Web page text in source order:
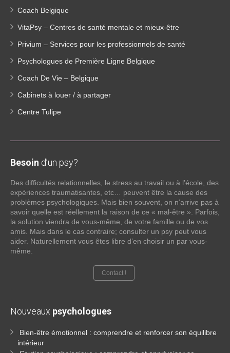
Coach Belgique
VitaPsy – Centres de santé mentale et mieux-être
Privium – Services pour les professionnels de santé
Psychologues de Première Ligne Belgique
Coach De Vie – Belgique
Cabinets à louer / à partager
Centre Tulipe
Besoin d’un psy?
Des difficultés relationnelles, le stress au travail ou à l’école, des
expériences traumatisantes, etc… peuvent être la cause des
problèmes psychologiques. Mais bien souvent, on n’arrive pas à
savoir quelle est réellement la raison de ce « mal-être ». Parfois,
la solution viendra de vous-même, de votre famille ou de vos
amis. Mais dans le cas contraire; consulter un psy peut vous
aider. Naturellement vous êtes libre d’en choisir un par vous-
même.
Contact !
Nouveaux psychologues
Bien-être émotionnel : comprendre et renforcer son équilibre
intérieur